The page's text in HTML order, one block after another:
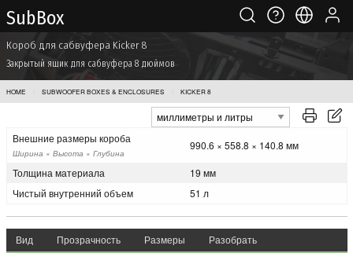
Sub Box
Короб для сабвуфера Kicker 8
Закрытый ящик для сабвуфера 8 дюймов
HOME SUBWOOFER BOXES & ENCLOSURES KICKER 8
Внешние размеры короба
Ширина × Высота × Глубина
990.6 × 558.8 × 140.8 мм
Толщина материала
19 мм
Чистый внутренний объем
51 л
Вид Прозрачность Размеры Разобрать